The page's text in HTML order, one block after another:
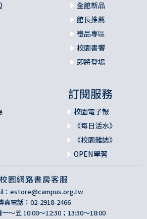
全館新品
館長推薦
禮品專區
校園書饗
即將登場
訂閱服務
校園電子報
《每日活水》
《校園雜誌》
OPEN學習
校園網路書房客服
estore@campus.org.tw
真電話：02-2918-2466
～五 10:00～12:30；13:30～18:00